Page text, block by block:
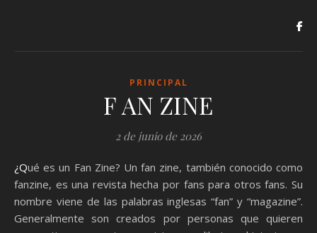
PRINCIPAL
F AN ZINE
2 de junio de 2026
¿Qué es un Fan Zine? Un fan zine, también conocido como
fanzine, es una revista hecha por fans para otros fans. Su
nombre viene de las palabras inglesas “fan” y “magazine”.
Generalmente son creados por personas que quieren